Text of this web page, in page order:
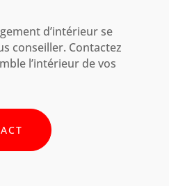
d’intérieur se
conseiller. Contactez
l’intérieur de vos